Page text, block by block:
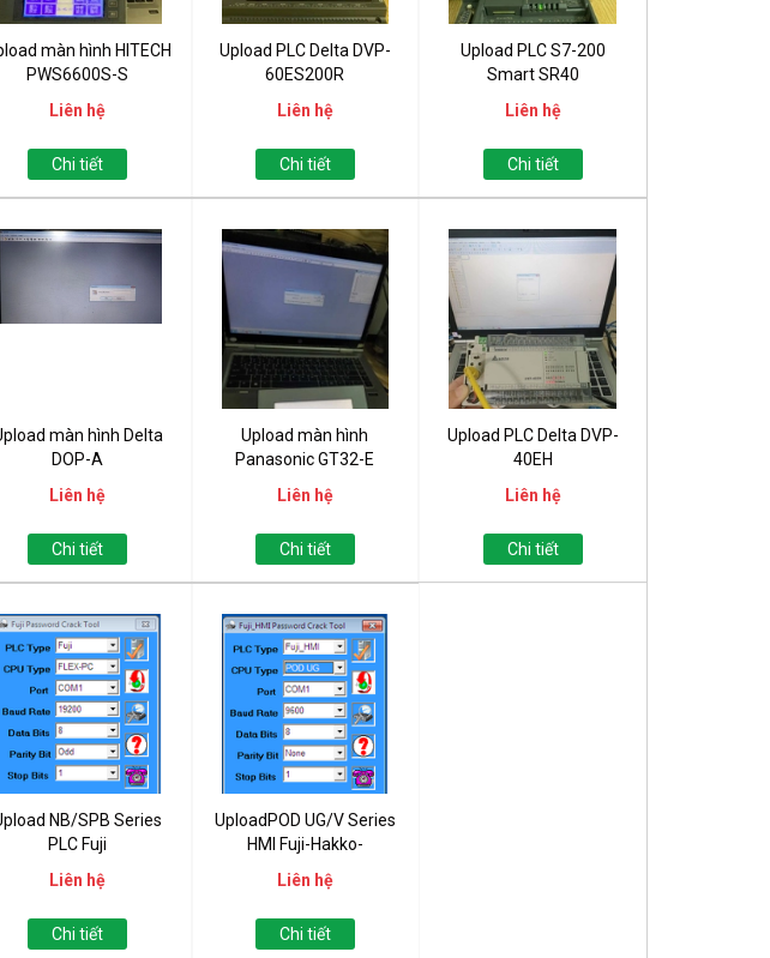
màn hình HITECH
PWS6600S-S
Liên hệ
Chi tiết
Upload PLC Delta DVP-
60ES200R
Liên hệ
Chi tiết
Upload PLC S7-200
Smart SR40
Liên hệ
Chi tiết
màn hình Delta
DOP-A
Liên hệ
Chi tiết
Upload màn hình
Panasonic GT32-E
Liên hệ
Chi tiết
Upload PLC Delta DVP-
40EH
Liên hệ
Chi tiết
NB/SPB Series
PLC Fuji
Liên hệ
Chi tiết
UploadPOD UG/V Series
HMI Fuji-Hakko-
Liên hệ
Chi tiết